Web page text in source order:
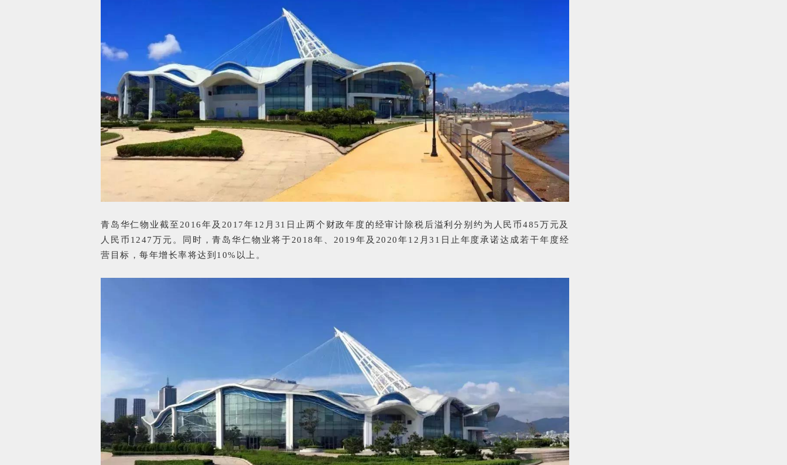
青岛华仁物业截至2016年及2017年12月31日止两个财政年度的经审计除税后溢利分别约为人民币485万元及
人民币1247万元。同时，青岛华仁物业将于2018年、2019年及2020年12月31日止年度承诺达成若干年度经
营目标，每年增长率将达到10%以上。